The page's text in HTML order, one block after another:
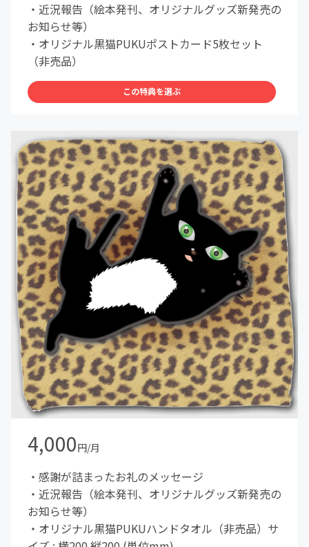
・近況報告（絵本発刊、オリジナルグッズ新発売の
お知らせ等）
・オリジナル黒猫PUKUポストカード5枚セット
（非売品）
この特典を選ぶ
4,000円/月
・感謝が詰まったお礼のメッセージ
・近況報告（絵本発刊、オリジナルグッズ新発売の
お知らせ等）
・オリジナル黒猫PUKUハンドタオル（非売品）サ